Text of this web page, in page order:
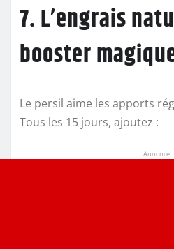
7. L’engrais
booster
Le persil aime les apports
Tous les 15 jours, ajoutez :
Annonce